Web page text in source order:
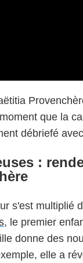
que la
débriefé
:
s'est multiplié
, le premier
donne des
elle a